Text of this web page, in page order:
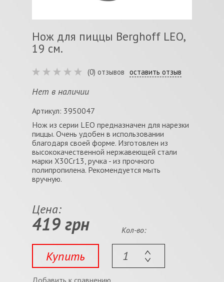
Нож для пиццы Berghoff LEO,
19 см.
(0) отзывов оставить отзыв
Нет в наличии
Артикул: 3950047
Нож из серии LEO предназначен для нарезки
пиццы. Очень удобен в использовании
благодаря своей форме. Изготовлен из
высококачественной нержавеющей стали
марки X30Cr13, ручка - из прочного
полипропилена. Рекомендуется мыть
вручную.
Цена:
419 грн
Купить
Кол-во:
Добавить к сравнению